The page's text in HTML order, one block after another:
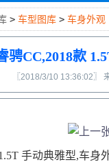
> 车型图库 > 车身外观
骋CC,2018款
〖2018/3/10 13:36:02〗
手动典雅型,车身